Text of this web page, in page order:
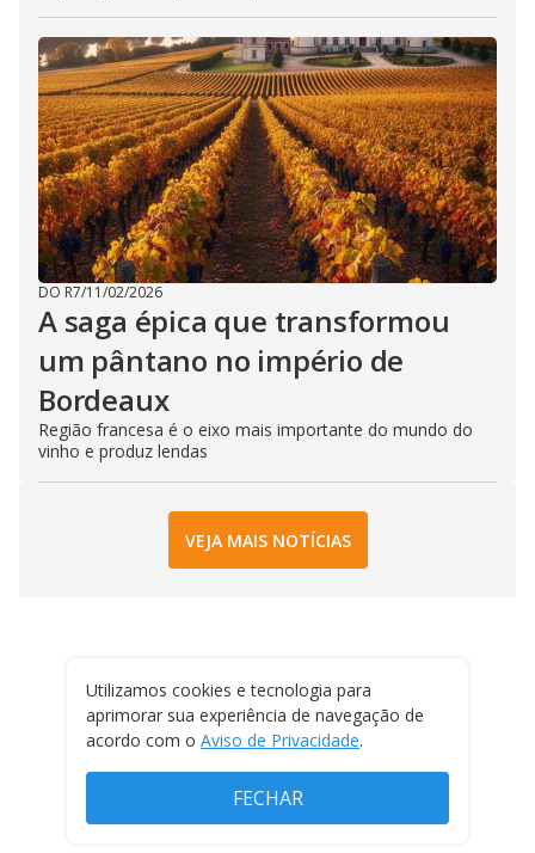
DO R7/11/02/2026
A saga épica que transformou
um pântano no império de
Bordeaux
Região francesa é o eixo mais importante do mundo do
vinho e produz lendas
VEJA MAIS NOTÍCIAS
Utilizamos cookies e tecnologia para
aprimorar sua experiência de navegação de
acordo com o Aviso de Privacidade.
FECHAR